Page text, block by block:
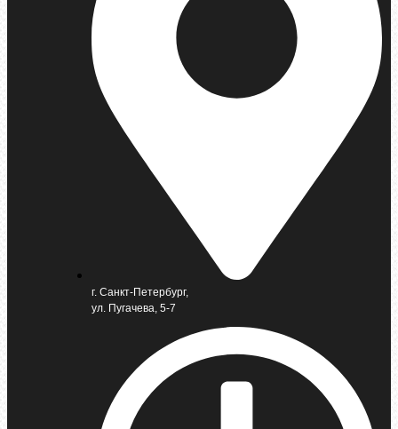
г. Санкт-Петербург,
ул. Пугачева, 5-7